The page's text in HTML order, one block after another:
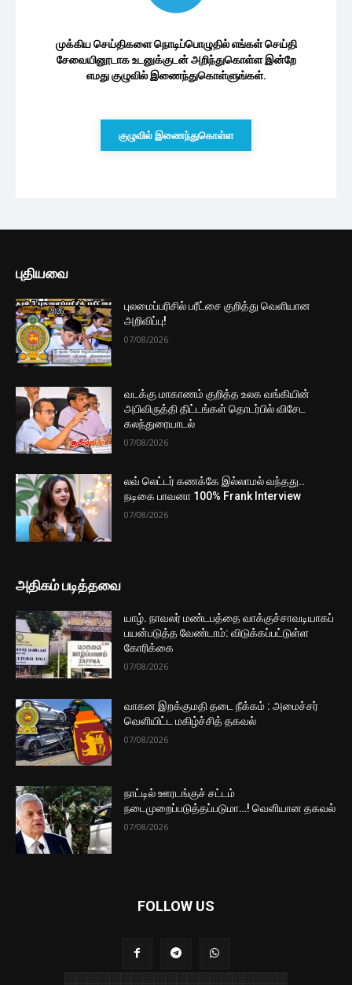
முக்கிய செய்திகளை நொடிப்பொழுதில் எங்கள் செய்தி
சேவையினூடாக உடனுக்குடன் அறிந்துகொள்ள இன்றே
எமது குழுவில் இணைந்துகொள்ளுங்கள்.
குழுவில் இணைந்துகொள்ள
புதியவை
புலமைப்பரிசில் பரீட்சை குறித்து வெளியான
அறிவிப்பு!
07/08/2026
வடக்கு மாகாணம் குறித்த உலக வங்கியின்
அபிவிருத்தி திட்டங்கள் தொடர்பில் விசேட
கலந்துரையாடல்
07/08/2026
லவ் லெட்டர் கணக்கே இல்லாமல் வந்தது..
நடிகை பாவனா 100% Frank Interview
07/08/2026
அதிகம் படித்தவை
யாழ். நாவலர் மண்டபத்தை வாக்குச்சாவடியாகப்
பயன்படுத்த வேண்டாம்: விடுக்கப்பட்டுள்ள
கோரிக்கை
07/08/2026
வாகன இறக்குமதி தடை நீக்கம் : அமைச்சர்
வெளியிட்ட மகிழ்ச்சித் தகவல்
07/08/2026
நாட்டில் ஊரடங்குச் சட்டம்
நடைமுறைப்படுத்தப்படுமா…! வெளியான தகவல்
07/08/2026
FOLLOW US